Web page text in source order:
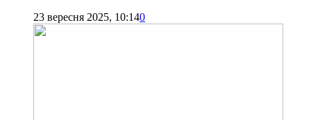
23 вересня 2025, 10:140